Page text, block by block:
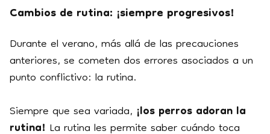
Cambios de rutina: ¡siempre progresivos!
Durante el verano, más allá de las precauciones
anteriores, se cometen dos errores asociados a un
punto conflictivo: la rutina.
Siempre que sea variada, ¡los perros adoran la
rutina! La rutina les permite saber cuándo toca